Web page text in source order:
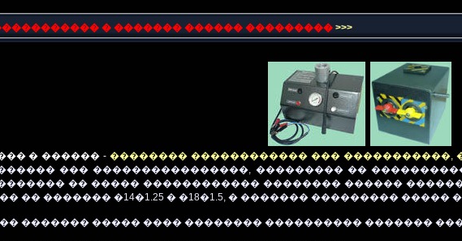
� ������� ������ ���������>>>
� ������ -�������� ������������ ��� �����������,
��� ����������������, ��������� ��
�� ����� ������������ �������� ������
�� ������� �14�1.25 � �18�1.5, � ������� ��������� �����
������� ����� ���� �������� ���������� �������